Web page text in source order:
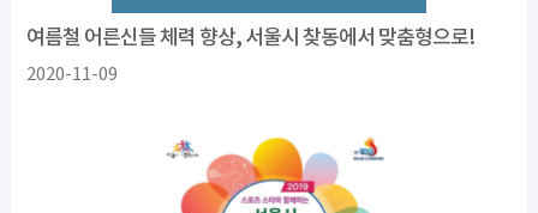
여름철 어른신들 체력 향상, 서울시 찾동에서 맞춤형으로!
2020-11-09